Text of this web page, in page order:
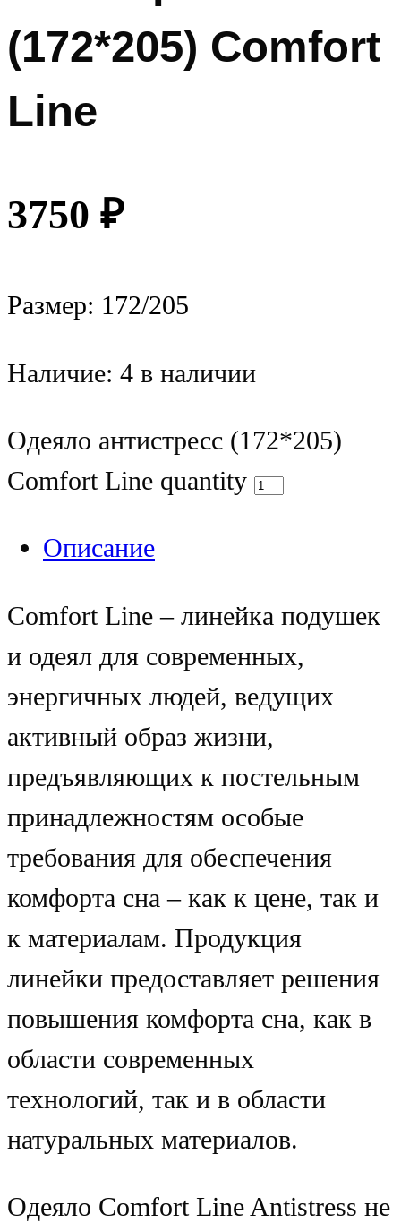
(172*205) Comfort
Line
3750 ₽
Размер: 172/205
Наличие: 4 в наличии
Одеяло антистресс (172*205)
Comfort Line quantity
Описание
Comfort Line – линейка подушек
и одеял для современных,
энергичных людей, ведущих
активный образ жизни,
предъявляющих к постельным
принадлежностям особые
требования для обеспечения
комфорта сна – как к цене, так и
к материалам. Продукция
линейки предоставляет решения
повышения комфорта сна, как в
области современных
технологий, так и в области
натуральных материалов.
Одеяло Comfort Line Antistress не